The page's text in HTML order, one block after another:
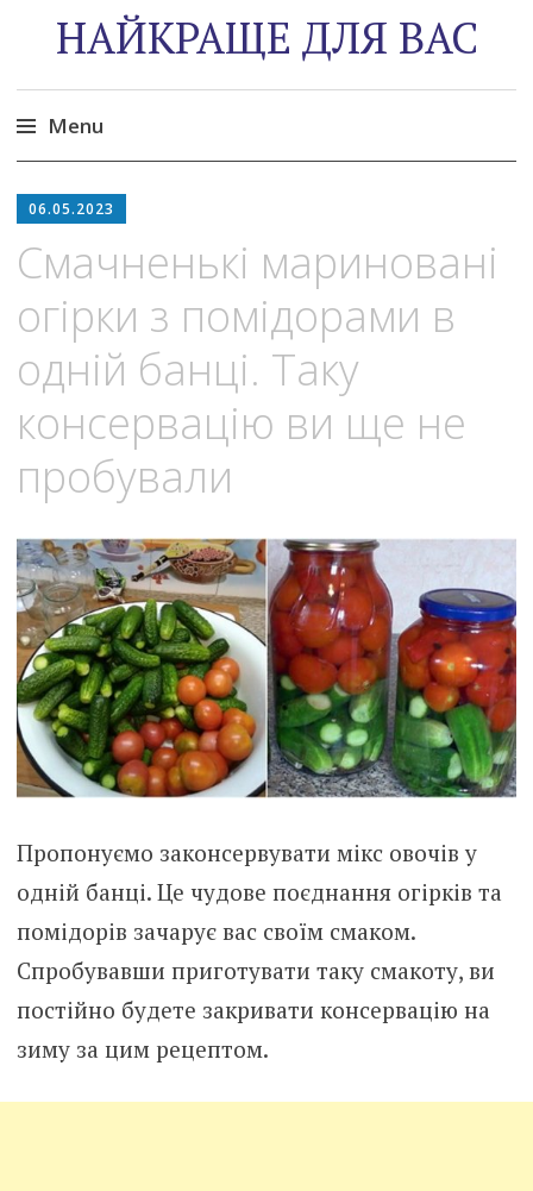
НАЙКРАЩЕ ДЛЯ ВАС
Menu
to
06.05.2023
Смачненькі мариновані
огірки з помідорами в
одній банці. Таку
консервацію ви ще не
пробували
Пропонуємо законсервувати мікс овочів у
одній банці. Це чудове поєднання огірків та
помідорів зачарує вас своїм смаком.
Спробувавши приготувати таку смакоту, ви
постійно будете закривати консервацію на
зиму за цим рецептом.